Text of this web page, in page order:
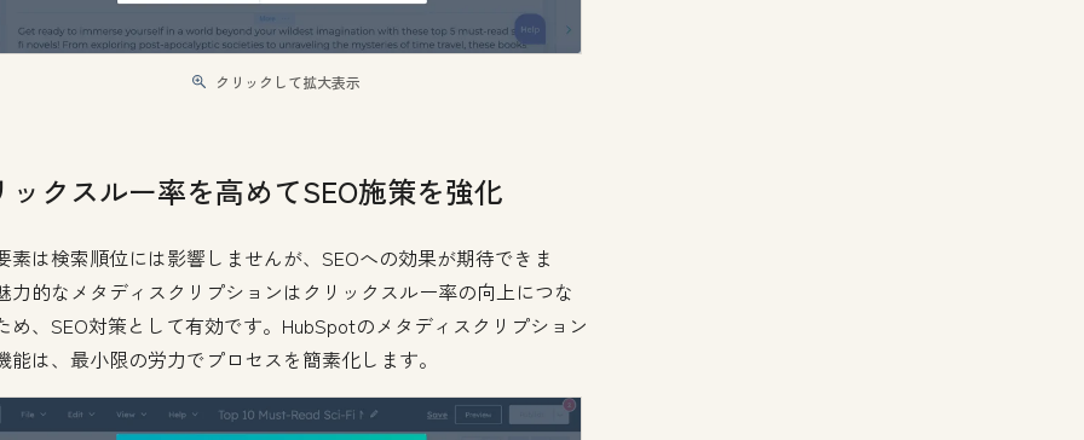
クリックして拡大表示
ックスルー率を高めてSEO施策を強化
素は検索順位には影響しませんが、SEOへの効果が期待できま
力的なメタディスクリプションはクリックスルー率の向上につな
め、SEO対策として有効です。HubSpotのメタディスクリプション
能は、最小限の労力でプロセスを簡素化します。